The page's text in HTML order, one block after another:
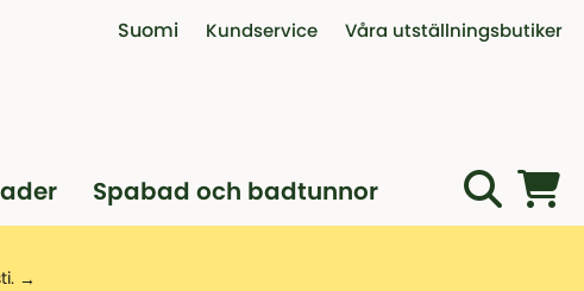
Suomi Kundservice
Öppet köp, reklamation och
Professionell montagehjälp
Våra utställningsbutiker
Spabad och badtunnor